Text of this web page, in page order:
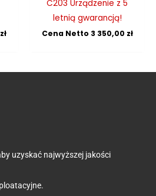
zł
C203 Urządzenie z 5
letnią gwarancją!
Cena Netto 3 350,00 zł
uzyskać najwyższej jakości